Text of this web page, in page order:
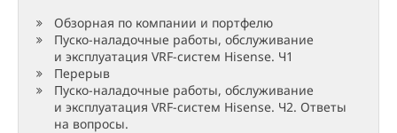
Обзорная по компании и портфелю
Пуско-наладочные работы, обслуживание
и эксплуатация VRF-систем Hisense. Ч1
Перерыв
Пуско-наладочные работы, обслуживание
и эксплуатация VRF-систем Hisense. Ч2. Ответы
на вопросы.